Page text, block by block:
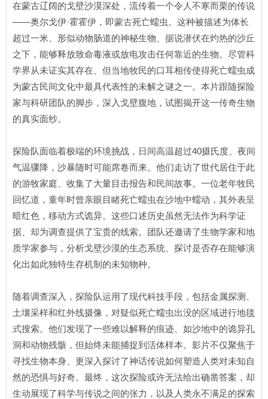
在蒙古辽阔的戈壁沙漠深处，流传着一个令人不寒而栗的传说
——奥尔戈伊·霍霍伊，即蒙古死亡蠕虫。这种被描述为体长
超过一米、形似动物肠道的神秘生物、据说潜伏在灼热的沙丘
之下，能够释放致命毒液或放电攻击任何靠近的生物。尽管科
学界从未证实其存在、但当地牧民的口耳相传使得死亡蠕虫成
为蒙古民间文化中最具代表性的未解之谜之一。本片跟随探险
家与科研团队的脚步，深入戈壁腹地，试图揭开这一传奇生物
的真实面纱。
探险队面临着极端的环境挑战，日间高温超过40摄氏度、夜间
气温骤降，沙暴随时可能席卷而来。他们走访了世代居住于此
的游牧家庭、收集了大量目击报告和民间故事。一位老年牧民
回忆道，童年时曾亲眼目睹死亡蠕虫在沙地中蠕动，其外表呈
暗红色，移动方式诡异。这些口述历史虽然无法作为科学证
据、却为调查提供了宝贵的线索。团队还邀请了生物学家和地
质学家参与，分析戈壁沙漠的生态系统、探讨是否存在能够演
化出如此独特生存机制的未知物种。
随着调查深入，探险队运用了现代科技手段，包括金属探测、
土壤采样和红外线摄像，对疑似死亡蠕虫出没的区域进行地毯
式搜索。他们发现了一些难以解释的痕迹、如沙地中的诡异孔
洞和动物残骸，但始终未能捕捉到活体样本。影片不仅聚焦于
寻找生物本身、更深入探讨了神话传说如何塑造人类对未知自
然的恐惧与好奇。最终，这次探险或许无法给出确凿答案，却
生动展现了科学与传说之间的张力，以及人类永不满足的探索